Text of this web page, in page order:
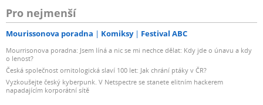
Pro nejmenší
Mourissonova poradna Komiksy Festival ABC
Mourrisonova poradna: Jsem líná a nic se mi nechce dělat: Kdy jde o únavu a kdy
o lenost?
Česká společnost ornitologická slaví 100 let: Jak chrání ptáky v ČR?
Vyzkoušejte český kyberpunk. V Netspectre se stanete elitním hackerem
napadajícím korporátní sítě